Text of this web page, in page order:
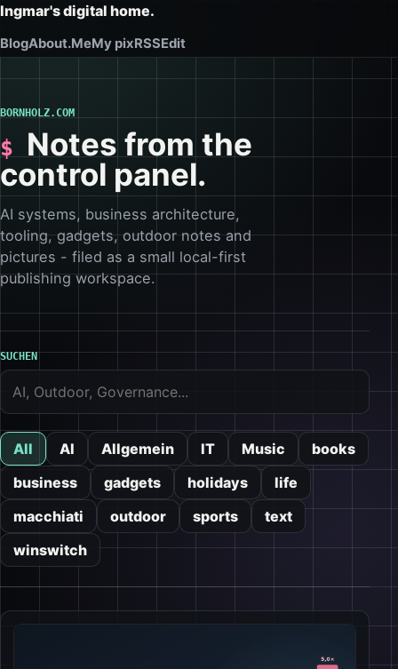
Ingmar's digital home.
BlogAbout.MeMy pixRSSEdit
BORNHOLZ.COM
Notes from the
control panel.
AI systems, business architecture,
tooling, gadgets, outdoor notes and
pictures - filed as a small local-first
publishing workspace.
SUCHEN
All AI Allgemein IT Music
books
business
gadgets holidays
life
macchiati
outdoor sports
text
winswitch